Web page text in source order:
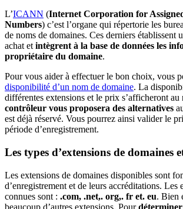
L’ICANN (Internet Corporation for
Numbers) c’est l’organe qui répertorie les
de noms de domaines. Ces derniers établissent
achat et intègrent à la base de données les
propriétaire du domaine.
Pour vous aider à effectuer le bon choix, vous
disponibilité d’un nom de domaine. La
différentes extensions et le prix s’afficheront au
contrôleur vous proposera des alternatives
est déjà réservé. Vous pourrez ainsi valider le
période d’enregistrement.
Les types d’extensions de domaines
Les extensions de domaines disponibles sont
d’enregistrement et de leurs accréditations. Les
connues sont : .com, .net,. org,. fr et. eu. Bien
beaucoup d’autres extensions. Pour